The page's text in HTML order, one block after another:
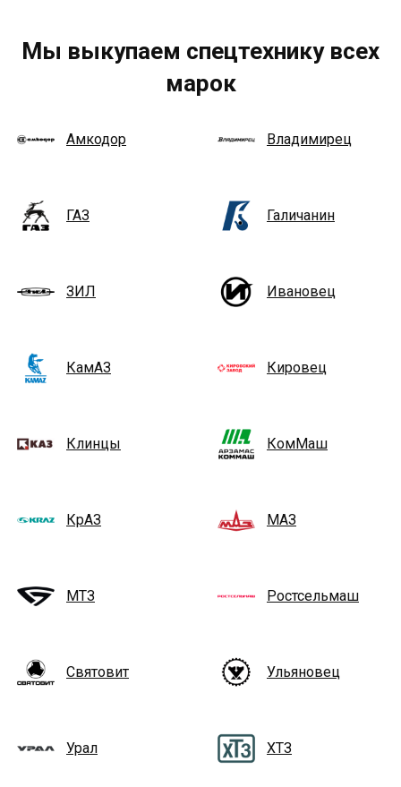
Мы выкупаем спецтехнику всех
марок
Амкодор Владимирец
ГАЗ Галичанин
ЗИЛ Ивановец
КамАЗ Кировец
Клинцы КомМаш
КрАЗ МАЗ
МТЗ Ростсельмаш
Святовит Ульяновец
Урал ХТЗ